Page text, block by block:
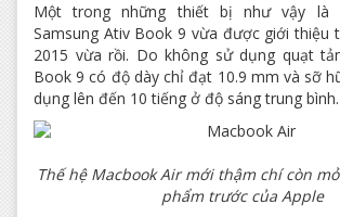
Một trong những thiết bị như vậy là
Samsung Ativ Book 9 vừa được giới thiệu
2015 vừa rồi. Do không sử dụng quạt
Book 9 có độ dày chỉ đạt 10.9 mm và sỡ
dụng lên đến 10 tiếng ở độ sáng trung bình.
Thế hệ Macbook Air mới thậm chí còn
phẩm trước của Apple​